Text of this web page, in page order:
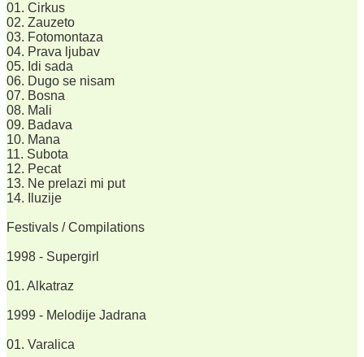
01. Cirkus
02. Zauzeto
03. Fotomontaza
04. Prava ljubav
05. Idi sada
06. Dugo se nisam
07. Bosna
08. Mali
09. Badava
10. Mana
11. Subota
12. Pecat
13. Ne prelazi mi put
14. Iluzije
Festivals / Compilations
1998 - Supergirl
01. Alkatraz
1999 - Melodije Jadrana
01. Varalica